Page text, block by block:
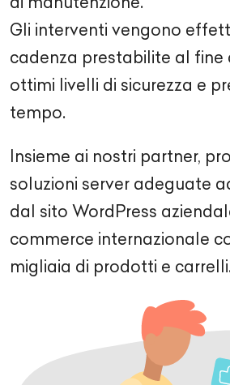
Gli interventi vengono
cadenza prestabilite al fine
ottimi livelli di sicurezza e
tempo.
Insieme ai nostri partner,
soluzioni server adeguate
dal sito WordPress
commerce internazionale
migliaia di prodotti e